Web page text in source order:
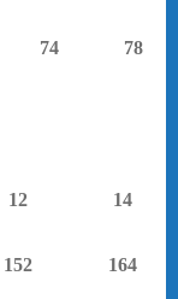
74 78
12 14
152 164